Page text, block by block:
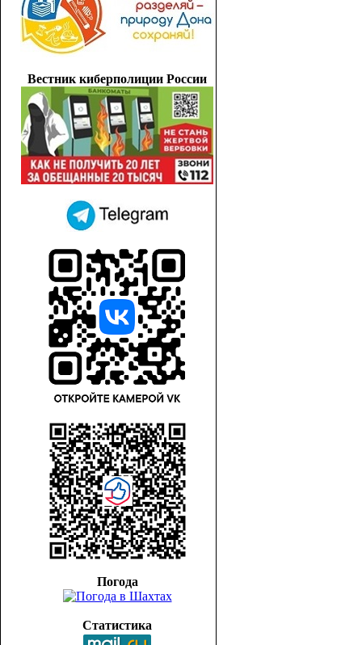
Вестник киберполиции России
Погода
Статистика